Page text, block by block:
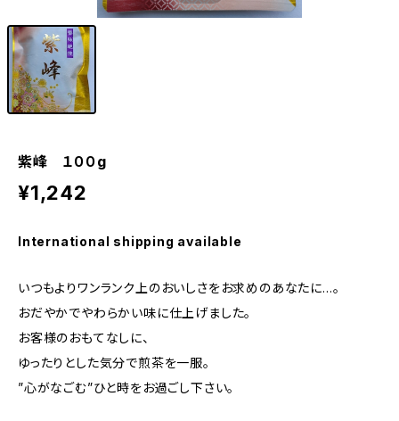
紫峰 １００g
¥1,242
International shipping available
いつもよりワンランク上のおいしさをお求めのあなたに…。
おだやかでやわらかい味に仕上げました。
お客様のおもてなしに、
ゆったりとした気分で煎茶を一服。
”心がなごむ”ひと時をお過ごし下さい。